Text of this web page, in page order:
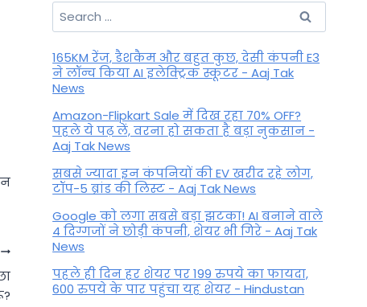
Search
for:
165KM रेंज, डैशकैम और बहुत कुछ, देसी कंपनी E3
ने लॉन्च किया AI इलेक्ट्रिक स्कूटर - Aaj Tak
News
Amazon-Flipkart Sale में दिख रहा 70% OFF?
पहले ये पढ़ लें, वरना हो सकता है बड़ा नुकसान -
Aaj Tak News
सबसे ज्यादा इन कंपनियों की EV खरीद रहे लोग,
टॉप-5 ब्रांड की लिस्ट - Aaj Tak News
Google को लगा सबसे बड़ा झटका! AI बनाने वाले
4 दिग्गजों ने छोड़ी कंपनी, शेयर भी गिरे - Aaj Tak
News
पहले ही दिन हर शेयर पर 199 रुपये का फायदा,
600 रुपये के पार पहुंचा यह शेयर - Hindustan